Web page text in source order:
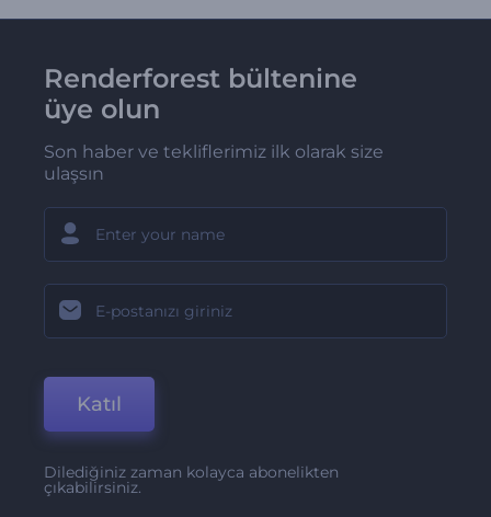
Renderforest bültenine
üye olun
Son haber ve tekliflerimiz ilk olarak size
ulaşsın
Katıl
Dilediğiniz zaman kolayca abonelikten
çıkabilirsiniz.